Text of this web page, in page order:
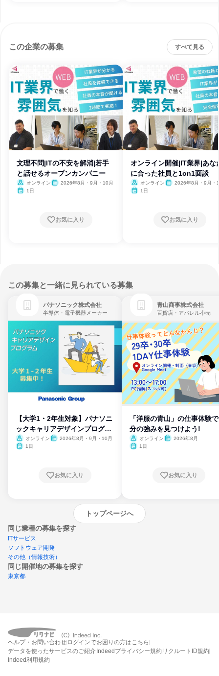
この企業の募集 すべて見る
文理不問|ITの不安を解消|若手
と話せるオープンカンパニー
オンライン
2026年8月・9月・10月
1日
お気に入り
オンライン開催|IT業界|あな
に合った社員と1on1面談
オンライン
2026年8月・9月・
1日
お気に入り
この募集と一緒に見られている募集
パナソニック株式会社
半導体・電子機器メーカー
【大学1・2年生対象】パナソニ
ックキャリアデザインプログラ
ム
オンライン
2026年8月・9月・10月
1日
お気に入り
青山商事株式会社
百貨店・アパレル小売
「洋服の青山」の仕事体験
分の強みを見つけよう!
オンライン
2026年8月
1日
お気に入り
トップページへ
同じ業種の募集を探す
ITサービス
ソフトウェア開発
その他（情報技術）
同じ開催地の募集を探す
東京都
エントリーするとプログラムの詳細案内を
受け取れるようになります
ヘルプ・お問い合わせ ログインでお困りの方はこちら
データを使ったサービスのご紹介 Indeedプライバシー規約 リクルートID規約
Indeed利用規約